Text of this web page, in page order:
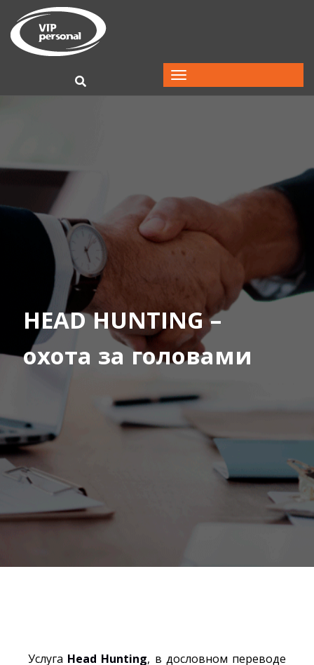
HEAD HUNTING –
охота за головами
Услуга Head Hunting, в дословном переводе